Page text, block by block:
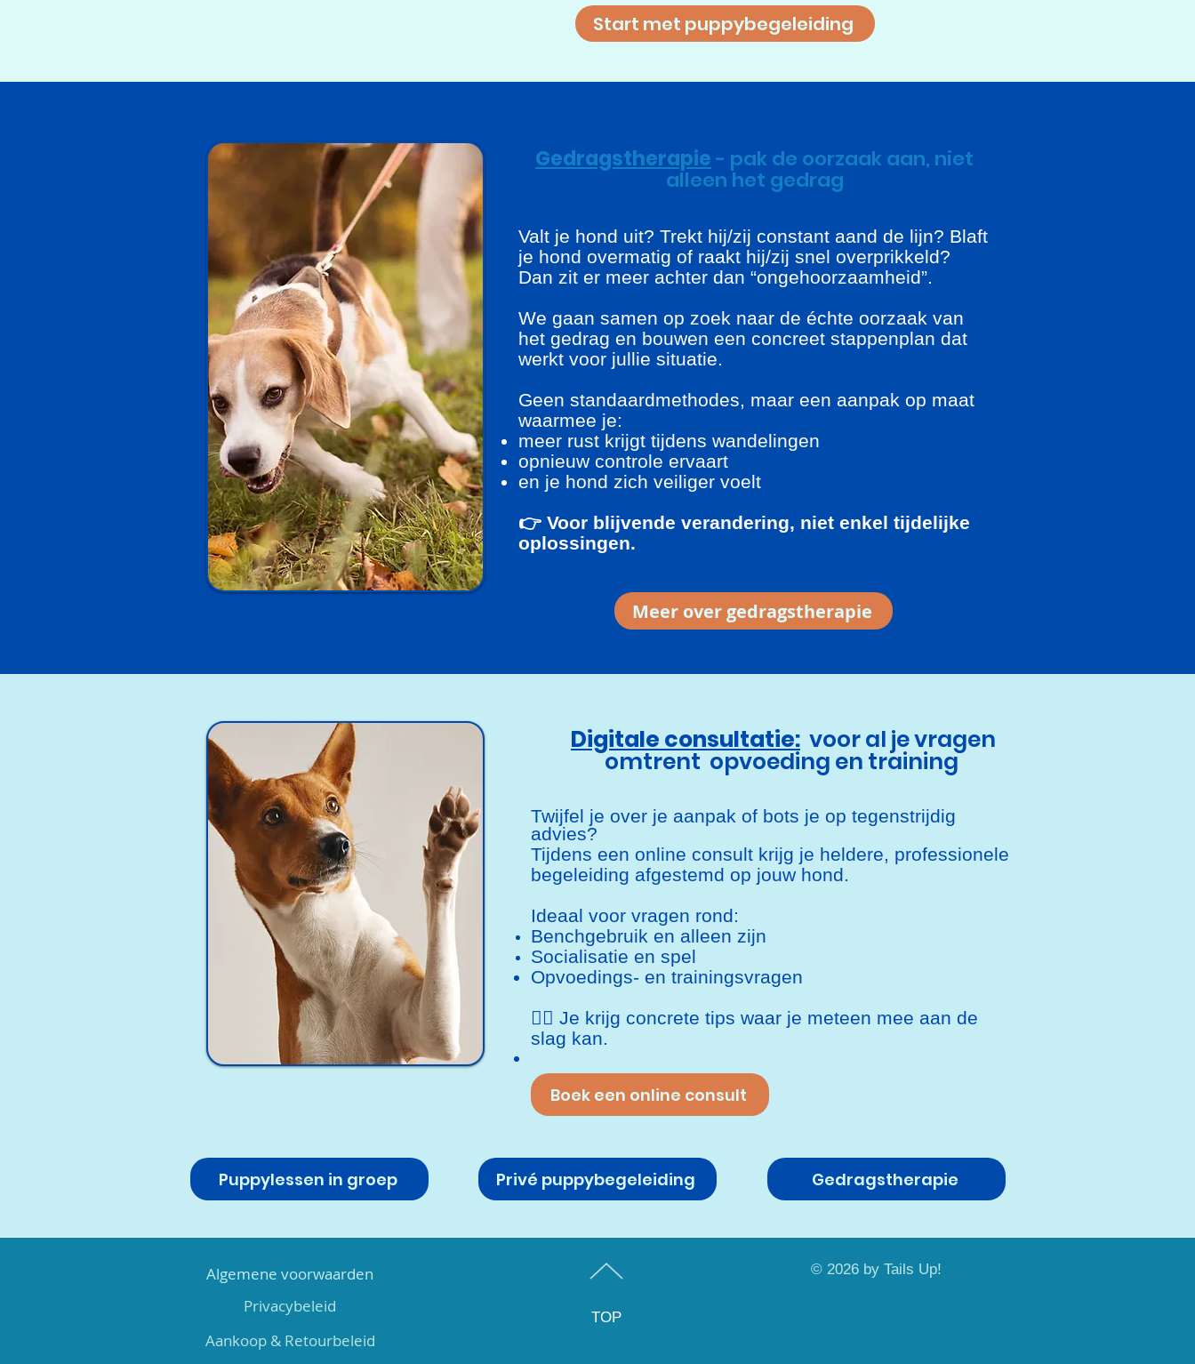
Start met puppybegeleiding
Gedragstherapie- pak de oorzaak aan, niet
alleen het gedrag
Valt je hond uit? Trekt hij/zij constant aand de lijn? Blaft
je hond overmatig of raakt hij/zij snel overprikkeld?
Dan zit er meer achter dan “ongehoorzaamheid”.
We gaan samen op zoek naar de échte oorzaak van
het gedrag en bouwen een concreet stappenplan dat
werkt voor jullie situatie.
Geen standaardmethodes, maar een aanpak op maat
waarmee je:
meer rust krijgt tijdens wandelingen
opnieuw controle ervaart
en je hond zich veiliger voelt
👉 Voor blijvende verandering, niet enkel tijdelijke
oplossingen.
Meer over gedragstherapie
Digitale consultatie: voor al je vragen
omtrent opvoeding en training
Twijfel je over je aanpak of bots je op tegenstrijdig
advies?
Tijdens een online consult krijg je heldere, professionele
begeleiding afgestemd op jouw hond.
Ideaal voor vragen rond:
Benchgebruik en alleen zijn
Socialisatie en spel
Opvoedings- en trainingsvragen
👉🏼 Je krijg concrete tips waar je meteen mee aan de
slag kan.
Boek een online consult
Puppylessen in groep Privé puppybegeleiding Gedragstherapie
Algemene voorwaarden
Privacybeleid
TOP
Aankoop & Retourbeleid
© 2026 by Tails Up!